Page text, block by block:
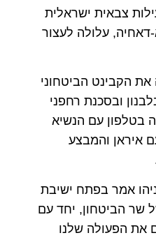
צבאית ישראלית
עלולה לעצור
הקבינט הביטחוני
ובסכנת רחפני
בטלפון עם הנשיא
איראן והמבצע
אמר בפתח ישיבת
שר הביטחון, יחד עם
את הפעולה שלנו